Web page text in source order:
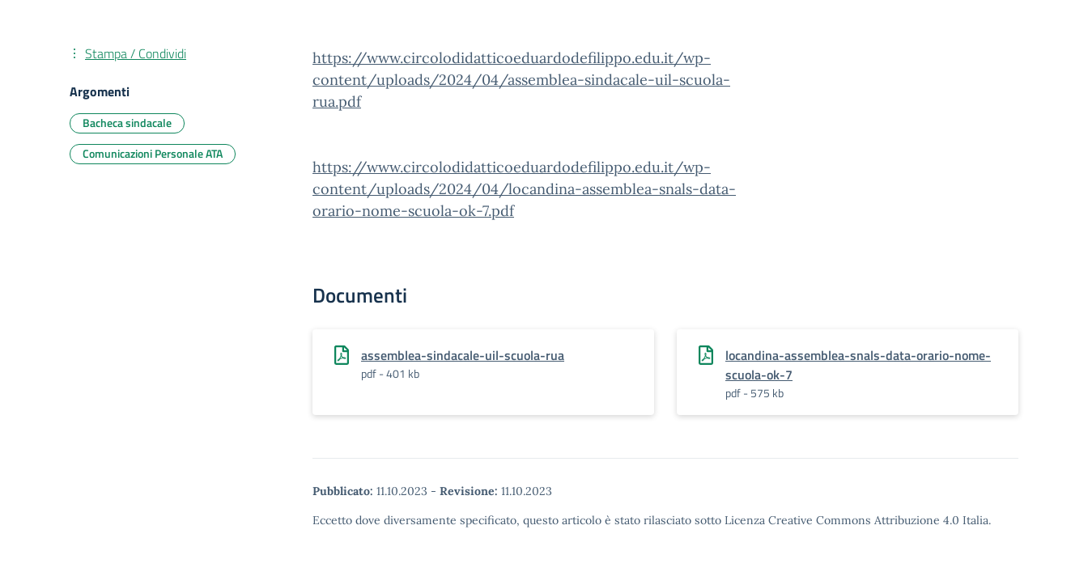
https://www.circolodidatticoeduardodefilippo.edu.it/wp-
content/uploads/2024/04/assemblea-sindacale-uil-scuola-
rua.pdf
https://www.circolodidatticoeduardodefilippo.edu.it/wp-
content/uploads/2024/04/locandina-assemblea-snals-data-
orario-nome-scuola-ok-7.pdf
Documenti
assemblea-sindacale-uil-scuola-rua
pdf - 401 kb
locandina-assemblea-snals-data-orario-nome-
scuola-ok-7
pdf - 575 kb
Pubblicato: 11.10.2023 - Revisione: 11.10.2023
Eccetto dove diversamente specificato, questo articolo è stato rilasciato sotto Licenza Creative Commons Attribuzione 4.0 Italia.
Stampa / Condividi
Argomenti
Bacheca sindacale
Comunicazioni Personale ATA